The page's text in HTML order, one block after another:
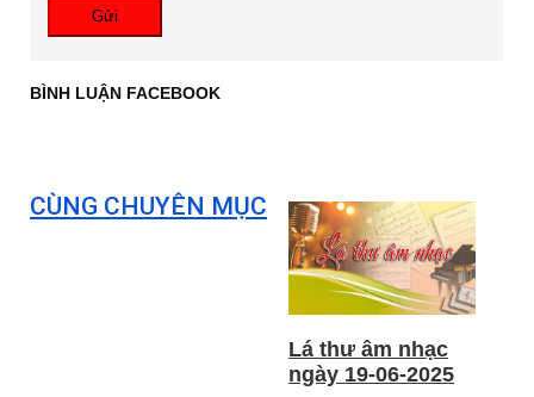
Gửi
BÌNH LUẬN FACEBOOK
CÙNG CHUYÊN MỤC
Lá thư âm nhạc
ngày 19-06-2025